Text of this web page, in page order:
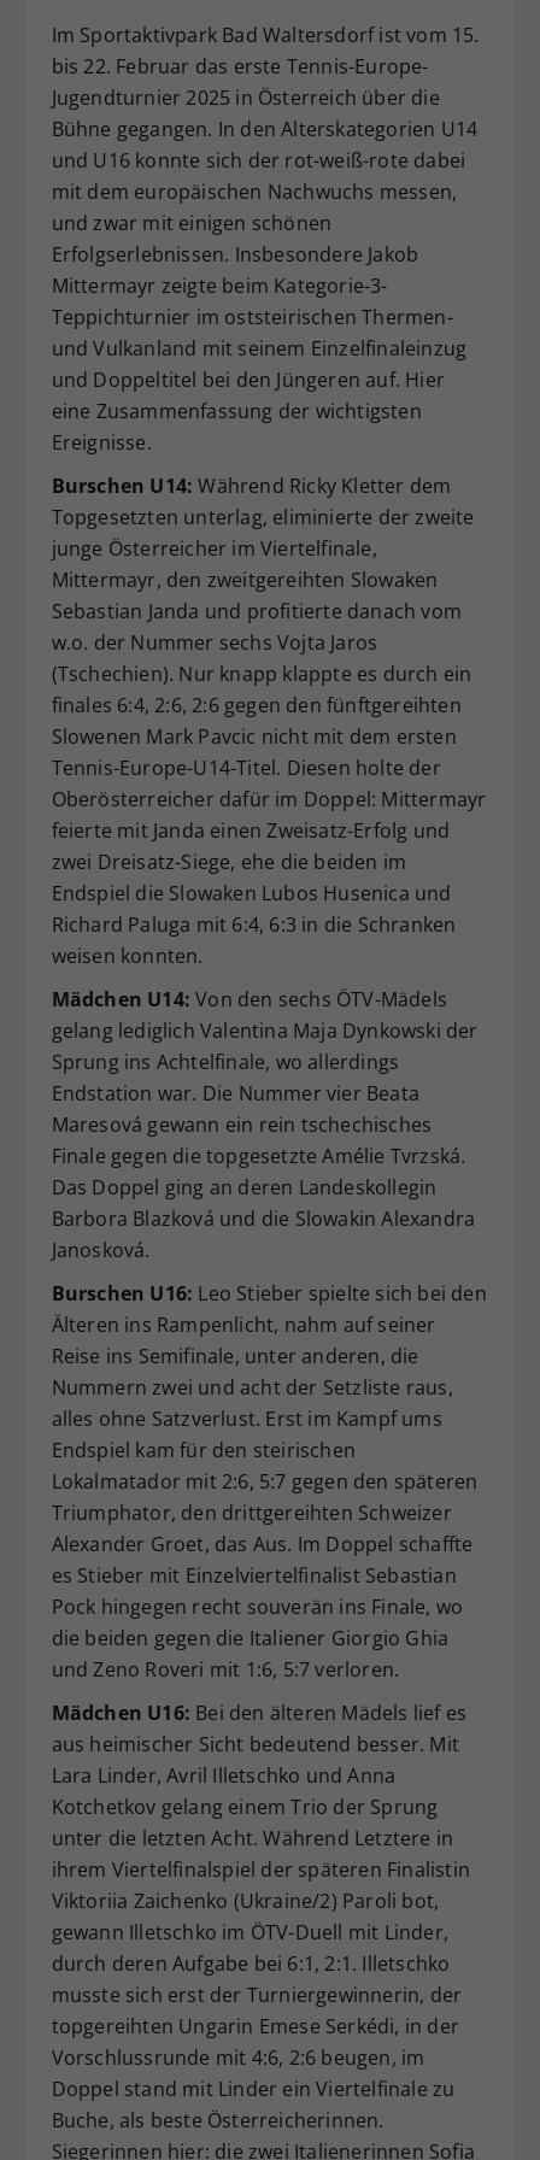
Im Sportaktivpark Bad Waltersdorf ist vom 15.
bis 22. Februar das erste Tennis-Europe-
Jugendturnier 2025 in Österreich über die
Bühne gegangen. In den Alterskategorien U14
und U16 konnte sich der rot-weiß-rote dabei
mit dem europäischen Nachwuchs messen,
und zwar mit einigen schönen
Erfolgserlebnissen. Insbesondere Jakob
Mittermayr zeigte beim Kategorie-3-
Teppichturnier im oststeirischen Thermen-
und Vulkanland mit seinem Einzelfinaleinzug
und Doppeltitel bei den Jüngeren auf. Hier
eine Zusammenfassung der wichtigsten
Ereignisse.
Burschen U14: Während Ricky Kletter dem
Topgesetzten unterlag, eliminierte der zweite
junge Österreicher im Viertelfinale,
Mittermayr, den zweitgereihten Slowaken
Sebastian Janda und profitierte danach vom
w.o. der Nummer sechs Vojta Jaros
(Tschechien). Nur knapp klappte es durch ein
finales 6:4, 2:6, 2:6 gegen den fünftgereihten
Slowenen Mark Pavcic nicht mit dem ersten
Tennis-Europe-U14-Titel. Diesen holte der
Oberösterreicher dafür im Doppel: Mittermayr
feierte mit Janda einen Zweisatz-Erfolg und
zwei Dreisatz-Siege, ehe die beiden im
Endspiel die Slowaken Lubos Husenica und
Richard Paluga mit 6:4, 6:3 in die Schranken
weisen konnten.
Mädchen U14: Von den sechs ÖTV-Mädels
gelang lediglich Valentina Maja Dynkowski der
Sprung ins Achtelfinale, wo allerdings
Endstation war. Die Nummer vier Beata
Maresová gewann ein rein tschechisches
Finale gegen die topgesetzte Amélie Tvrzská.
Das Doppel ging an deren Landeskollegin
Barbora Blazková und die Slowakin Alexandra
Janosková.
Burschen U16: Leo Stieber spielte sich bei den
Älteren ins Rampenlicht, nahm auf seiner
Reise ins Semifinale, unter anderen, die
Nummern zwei und acht der Setzliste raus,
alles ohne Satzverlust. Erst im Kampf ums
Endspiel kam für den steirischen
Lokalmatador mit 2:6, 5:7 gegen den späteren
Triumphator, den drittgereihten Schweizer
Alexander Groet, das Aus. Im Doppel schaffte
es Stieber mit Einzelviertelfinalist Sebastian
Pock hingegen recht souverän ins Finale, wo
die beiden gegen die Italiener Giorgio Ghia
und Zeno Roveri mit 1:6, 5:7 verloren.
Mädchen U16: Bei den älteren Mädels lief es
aus heimischer Sicht bedeutend besser. Mit
Lara Linder, Avril Illetschko und Anna
Kotchetkov gelang einem Trio der Sprung
unter die letzten Acht. Während Letztere in
ihrem Viertelfinalspiel der späteren Finalistin
Viktoriia Zaichenko (Ukraine/2) Paroli bot,
gewann Illetschko im ÖTV-Duell mit Linder,
durch deren Aufgabe bei 6:1, 2:1. Illetschko
musste sich erst der Turniergewinnerin, der
topgereihten Ungarin Emese Serkédi, in der
Vorschlussrunde mit 4:6, 2:6 beugen, im
Doppel stand mit Linder ein Viertelfinale zu
Buche, als beste Österreicherinnen.
Siegerinnen hier: die zwei Italienerinnen Sofia
Zweck
Dieser Wert speichert Ihre Consent-
Einstellungen. Unter anderem eine
zufällig generierte ID, für die
historische Speicherung Ihrer
vorgenommen Einstellungen, falls der
Webseiten-Betreiber dies eingestellt
hat.